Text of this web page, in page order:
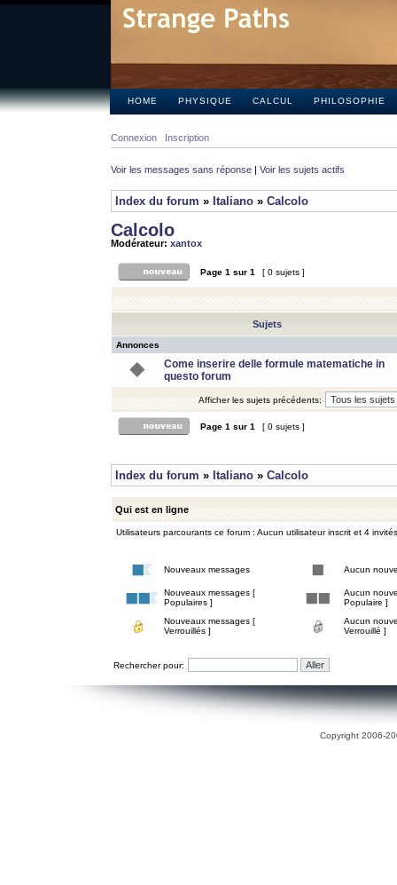
HOME PHYSIQUE CALCUL PHILOSOPHIE
Connexion Inscription
Voir les messages sans réponse | Voir les sujets actifs
Index du forum » Italiano » Calcolo
Calcolo
Modérateur: xantox
Page 1 sur 1 [ 0 sujets ]
Sujets
Annonces
Come inserire delle formule matematiche in
questo forum
Afficher les sujets précédents:
Page 1 sur 1 [ 0 sujets ]
Index du forum » Italiano » Calcolo
Qui est en ligne
Utilisateurs parcourants ce forum : Aucun utilisateur inscrit et 4 invités
Nouveaux messages Aucun
Nouveaux messages [
Populaires ]
Aucun
Populaire ]
Nouveaux messages [
Verrouillés ]
Aucun
Verrouillé ]
Rechercher pour:
Copyright 2006-